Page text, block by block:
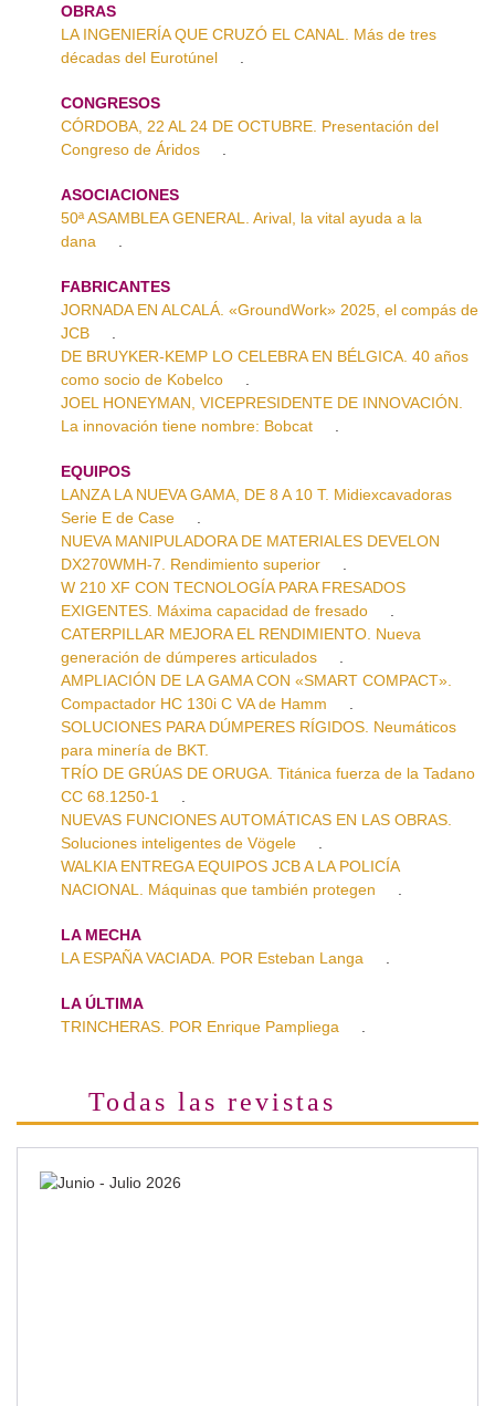
OBRAS
LA INGENIERÍA QUE CRUZÓ EL CANAL. Más de tres
décadas del Eurotúnel
CONGRESOS
CÓRDOBA, 22 AL 24 DE OCTUBRE. Presentación del
Congreso de Áridos
ASOCIACIONES
50ª ASAMBLEA GENERAL. Arival, la vital ayuda a la
dana
FABRICANTES
JORNADA EN ALCALÁ. «GroundWork» 2025, el compás de
JCB
DE BRUYKER-KEMP LO CELEBRA EN BÉLGICA. 40 años
como socio de Kobelco
JOEL HONEYMAN, VICEPRESIDENTE DE INNOVACIÓN.
La innovación tiene nombre: Bobcat
EQUIPOS
LANZA LA NUEVA GAMA, DE 8 A 10 T. Midiexcavadoras
Serie E de Case
NUEVA MANIPULADORA DE MATERIALES DEVELON
DX270WMH-7. Rendimiento superior
W 210 XF CON TECNOLOGÍA PARA FRESADOS
EXIGENTES. Máxima capacidad de fresado
CATERPILLAR MEJORA EL RENDIMIENTO. Nueva
generación de dúmperes articulados
AMPLIACIÓN DE LA GAMA CON «SMART COMPACT».
Compactador HC 130i C VA de Hamm
SOLUCIONES PARA DÚMPERES RÍGIDOS. Neumáticos
para minería de BKT.
TRÍO DE GRÚAS DE ORUGA. Titánica fuerza de la Tadano
CC 68.1250-1
NUEVAS FUNCIONES AUTOMÁTICAS EN LAS OBRAS.
Soluciones inteligentes de Vögele
WALKIA ENTREGA EQUIPOS JCB A LA POLICÍA
NACIONAL. Máquinas que también protegen
LA MECHA
LA ESPAÑA VACIADA. POR Esteban Langa
LA ÚLTIMA
TRINCHERAS. POR Enrique Pampliega
Todas las revistas